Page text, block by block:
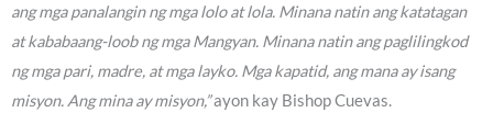
ang mga panalangin ng mga lolo at lola. Minana natin ang katatagan
at kababaang-loob ng mga Mangyan. Minana natin ang paglilingkod
ng mga pari, madre, at mga layko. Mga kapatid, ang mana ay isang
misyon. Ang mina ay misyon,”ayon kay Bishop Cuevas.